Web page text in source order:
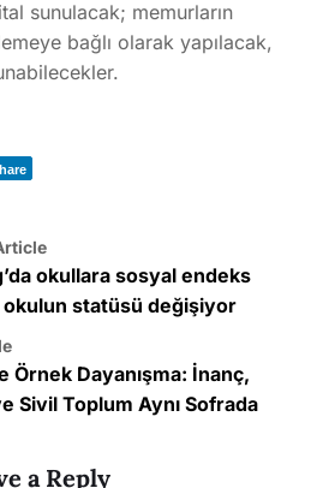
sunulacak; memurların
bağlı olarak yapılacak,
okullara sosyal endeks
okulun statüsü değişiyor
Örnek Dayanışma: İnanç,
Sivil Toplum Aynı Sofrada
a Reply